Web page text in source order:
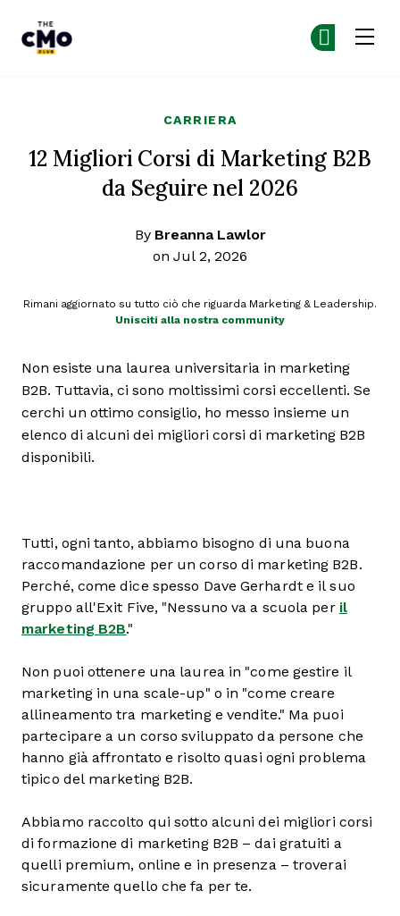
CARRIERA
12 Migliori Corsi di Marketing B2B
da Seguire nel 2026
By Breanna Lawlor
on Jul 2, 2026
Rimani aggiornato su tutto ciò che riguarda Marketing & Leadership.
Unisciti alla nostra community
Non esiste una laurea universitaria in marketing
B2B. Tuttavia, ci sono moltissimi corsi eccellenti. Se
cerchi un ottimo consiglio, ho messo insieme un
elenco di alcuni dei migliori corsi di marketing B2B
disponibili.
Tutti, ogni tanto, abbiamo bisogno di una buona
raccomandazione per un corso di marketing B2B.
Perché, come dice spesso Dave Gerhardt e il suo
gruppo all'Exit Five, "Nessuno va a scuola per il
marketing B2B."
Non puoi ottenere una laurea in "come gestire il
marketing in una scale-up" o in "come creare
allineamento tra marketing e vendite." Ma puoi
partecipare a un corso sviluppato da persone che
hanno già affrontato e risolto quasi ogni problema
tipico del marketing B2B.
Abbiamo raccolto qui sotto alcuni dei migliori corsi
di formazione di marketing B2B – dai gratuiti a
quelli premium, online e in presenza – troverai
sicuramente quello che fa per te.